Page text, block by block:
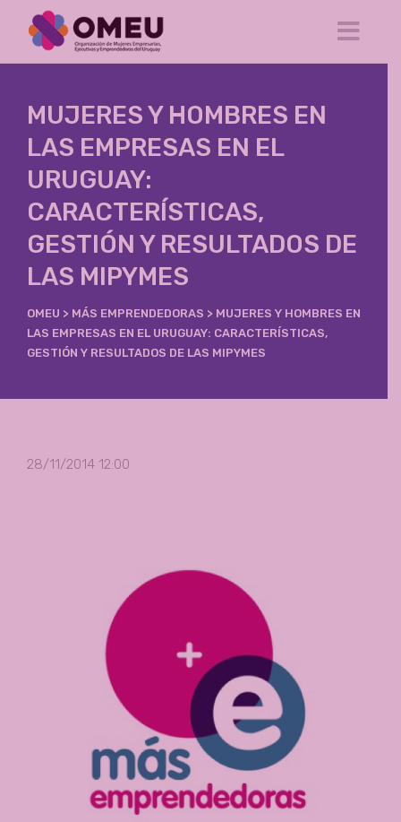
MUJERES Y HOMBRES EN
LAS EMPRESAS EN EL
URUGUAY:
CARACTERÍSTICAS,
GESTIÓN Y RESULTADOS DE
LAS MIPYMES
OMEU > MÁS EMPRENDEDORAS > MUJERES Y HOMBRES EN
LAS EMPRESAS EN EL URUGUAY: CARACTERÍSTICAS,
GESTIÓN Y RESULTADOS DE LAS MIPYMES
28/11/2014 12:00